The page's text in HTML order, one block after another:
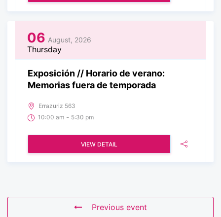
06 August, 2026
Thursday
Exposición // Horario de verano:
Memorias fuera de temporada
Errazuriz 563
10:00 am - 5:30 pm
VIEW DETAIL
Previous event